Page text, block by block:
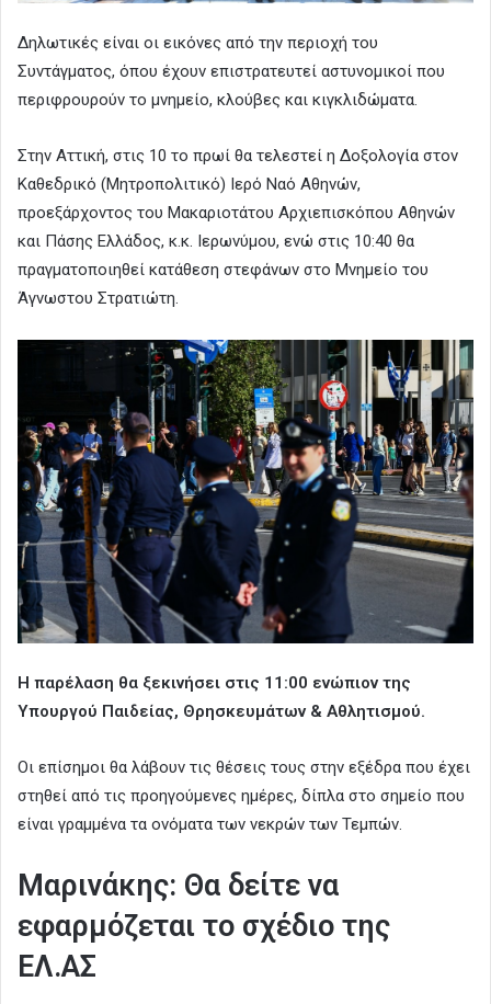
Δηλωτικές είναι οι εικόνες από την περιοχή του
Συντάγματος, όπου έχουν επιστρατευτεί αστυνομικοί που
περιφρουρούν το μνημείο, κλούβες και κιγκλιδώματα.
Στην Αττική, στις 10 το πρωί θα τελεστεί η Δοξολογία στον
Καθεδρικό (Μητροπολιτικό) Ιερό Ναό Αθηνών,
προεξάρχοντος του Μακαριοτάτου Αρχιεπισκόπου Αθηνών
και Πάσης Ελλάδος, κ.κ. Ιερωνύμου, ενώ στις 10:40 θα
πραγματοποιηθεί κατάθεση στεφάνων στο Μνημείο του
Άγνωστου Στρατιώτη.
Η παρέλαση θα ξεκινήσει στις 11:00 ενώπιον της
Υπουργού Παιδείας, Θρησκευμάτων & Αθλητισμού.
Οι επίσημοι θα λάβουν τις θέσεις τους στην εξέδρα που έχει
στηθεί από τις προηγούμενες ημέρες, δίπλα στο σημείο που
είναι γραμμένα τα ονόματα των νεκρών των Τεμπών.
Μαρινάκης: Θα δείτε να
εφαρμόζεται το σχέδιο της
ΕΛ.ΑΣ